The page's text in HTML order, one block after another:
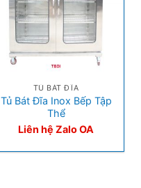
TỦ BÁT ĐĨA
Tủ Bát Đĩa Inox Bếp Tập
Thể
Liên hệ Zalo OA